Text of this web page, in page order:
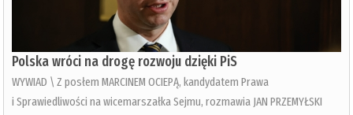
Polska wróci na drogę rozwoju dzięki PiS
WYWIAD \ Z posłem MARCINEM OCIEPĄ, kandydatem Prawa
i Sprawiedliwości na wicemarszałka Sejmu, rozmawia JAN PRZEMYŁSKI